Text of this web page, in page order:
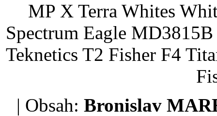
MP X Terra Whites
Spectrum Eagle
Teknetics T2 Fisher F4
| Obsah: Bronislav